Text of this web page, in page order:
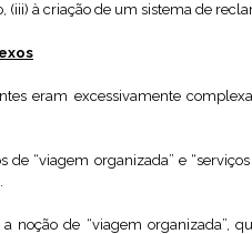
à criação de um sistema de
eram excessivamente
“viagem organizada” e
de “viagem organizada”,